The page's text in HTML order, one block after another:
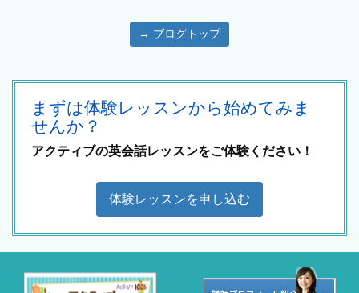
→ ブログトップ
まずは体験レッスンから始めてみま
せんか？
アクティブの英会話レッスンをご体験ください！
体験レッスンを申し込む